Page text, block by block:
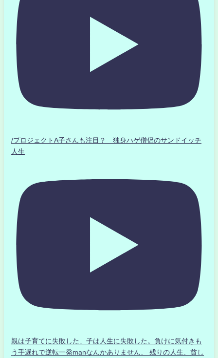
/プロジェクトA子さんも注目？ 独身ハゲ僧侶のサンドイッチ
人生
親は子育てに失敗した」子は人生に失敗した。負けに気付きも
う手遅れで逆転一発manなんかありません、 残りの人生、貧し